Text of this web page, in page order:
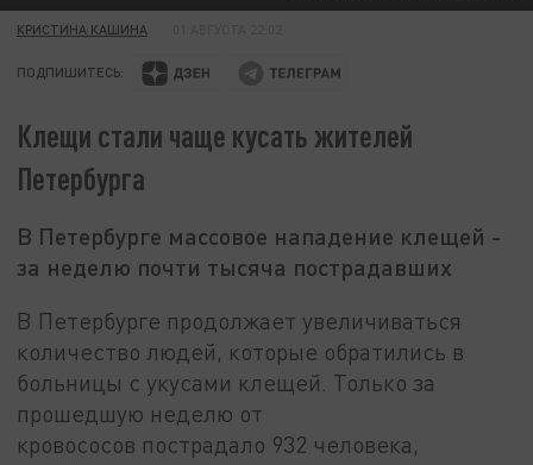
КРИСТИНА КАШИНА
ПОДПИШИТЕСЬ:
Клещи стали чаще кусать жителей
Петербурга
В Петербурге массовое нападение клещей -
за неделю почти тысяча пострадавших
В Петербурге продолжает увеличиваться
количество людей, которые обратились в
больницы с укусами клещей. Только за
прошедшую неделю от
кровососов пострадало 932 человека,